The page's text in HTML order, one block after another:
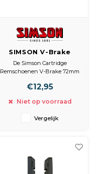
SIMSON V-Brake
cartridge
remschoen
De Simson Cartridge
Remschoenen V-Brake 72mm
Brake remsystemen en
kan worden vervangen zodat
blokken hoeft te worden
€12,95
Niet op voorraad
Vergelijk